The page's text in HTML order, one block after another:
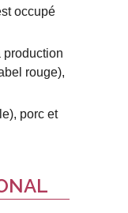
occupé
production
rouge),
porc et